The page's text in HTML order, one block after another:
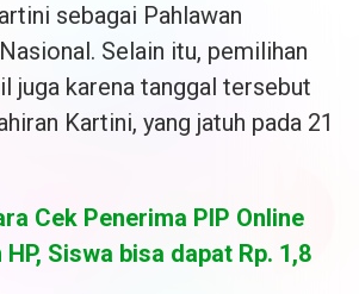
sebagai Pahlawan
Selain itu, pemilihan
juga karena tanggal tersebut
Kartini, yang jatuh pada 21
Cek Penerima PIP Online
Siswa bisa dapat Rp. 1,8